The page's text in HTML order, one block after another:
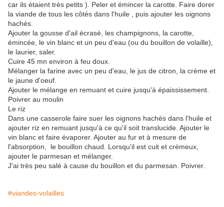
car ils étaient très petits ). Peler et émincer la carotte. Faire dorer
la viande de tous les côtés dans l'huile , puis ajouter les oignons
hachés.
Ajouter la gousse d'ail écrasé, les champignons, la carotte,
émincée, le vin blanc et un peu d'eau (ou du bouillon de volaille),
le laurier, saler.
Cuire 45 mn environ à feu doux.
Mélanger la farine avec un peu d'eau, le jus de citron, la crème et
le jaune d'oeuf.
Ajouter le mélange en remuant et cuire jusqu'à épaississement.
Poivrer au moulin
Le riz
Dans une casserole faire suer les oignons hachés dans l'huile et
ajouter riz en remuant jusqu'à ce qu'il soit translucide. Ajouter le
vin blanc et faire évaporer. Ajouter au fur et à mesure de
l'absorption, le bouillon chaud. Lorsqu'il est cuit et crémeux,
ajouter le parmesan et mélanger.
J'ai très peu salé à cause du bouillon et du parmesan. Poivrer.
#viandes-volailles